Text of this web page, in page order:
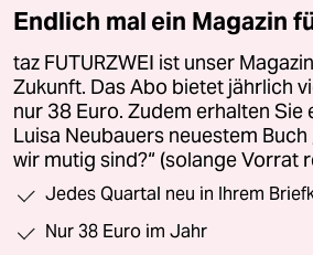
Endlich mal ein Magazin
taz FUTURZWEI ist unser
Zukunft. Das Abo bietet jährlich
nur 38 Euro. Zudem erhalten Sie
Luisa Neubauers neuestem Buch
wir mutig sind?“ (solange Vorrat
Jedes Quartal neu in Ihrem
Nur 38 Euro im Jahr